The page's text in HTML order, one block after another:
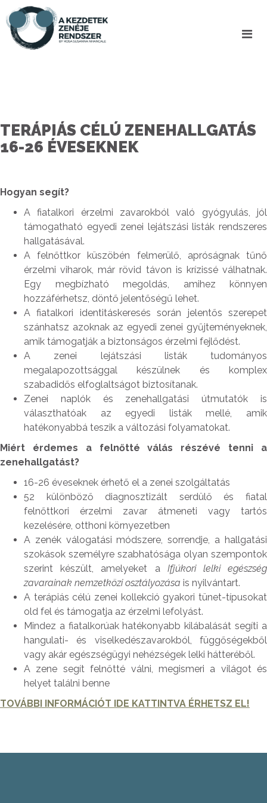
TERÁPIÁS CÉLÚ ZENEHALLGATÁS
16-26 ÉVESEKNEK
Hogyan segít?
A fiatalkori érzelmi zavarokból való gyógyulás, jól
támogatható egyedi zenei lejátszási listák rendszeres
hallgatásával.
A felnőttkor küszöbén felmerülő, apróságnak tűnő
érzelmi viharok, már rövid távon is krízissé válhatnak.
Egy megbízható megoldás, amihez könnyen
hozzáférhetsz, döntő jelentőségű lehet.
A fiatalkori identitáskeresés során jelentős szerepet
szánhatsz azoknak az egyedi zenei gyűjteményeknek,
amik támogatják a biztonságos érzelmi fejlődést.
A zenei lejátszási listák tudományos
megalapozottsággal készülnek és komplex
szabadidős elfoglaltságot biztosítanak.
Zenei naplók és zenehallgatási útmutatók is
választhatóak az egyedi listák mellé, amik
hatékonyabbá teszik a változási folyamatokat.
Miért érdemes a felnőtté válás részévé tenni a
zenehallgatást?
16-26 éveseknek érhető el a zenei szolgáltatás
52 különböző diagnosztizált serdülő és fiatal
felnőttkori érzelmi zavar átmeneti vagy tartós
kezelésére, otthoni környezetben
A zenék válogatási módszere, sorrendje, a hallgatási
szokások személyre szabhatósága olyan szempontok
szerint készült, amelyeket a Ifjúkori lelki egészség
zavarainak nemzetközi osztályozása is nyilvántart.
A terápiás célú zenei kollekció gyakori tünet-típusokat
old fel és támogatja az érzelmi lefolyást.
Mindez a fiatalkorúak hatékonyabb kilábalását segíti a
hangulati- és viselkedészavarokból, függőségekből
vagy akár egészségügyi nehézségek lelki hátteréből.
A zene segít felnőtté válni, megismeri a világot és
helyet találni benne
TOVÁBBI INFORMÁCIÓT IDE KATTINTVA ÉRHETSZ EL!